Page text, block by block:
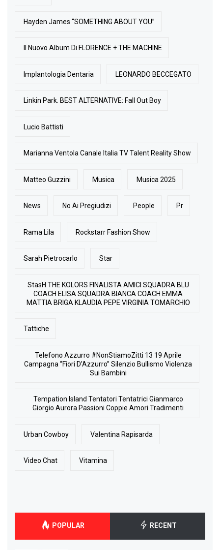
Hayden James “SOMETHING ABOUT YOU”
Il Nuovo Album Di FLORENCE + THE MACHINE
Implantologia Dentaria LEONARDO BECCEGATO
Linkin Park. BEST ALTERNATIVE: Fall Out Boy
Lucio Battisti
Marianna Ventola Canale Italia TV Talent Reality Show
Matteo Guzzini Musica Musica 2025
News No Ai Pregiudizi People Pr
Rama Lila Rockstarr Fashion Show
Sarah Pietrocarlo Star
StasH THE KOLORS FINALISTA AMICI SQUADRA BLU
COACH ELISA SQUADRA BIANCA COACH EMMA
MATTIA BRIGA KLAUDIA PEPE VIRGINIA TOMARCHIO
Tattiche
Telefono Azzurro #NonStiamoZitti 13 19 Aprile
Campagna “Fiori D’Azzurro” Silenzio Bullismo Violenza
Sui Bambini
Tempation Island Tentatori Tentatrici Gianmarco
Giorgio Aurora Passioni Coppie Amori Tradimenti
Urban Cowboy Valentina Rapisarda
Video Chat Vitamina
POPULAR RECENT